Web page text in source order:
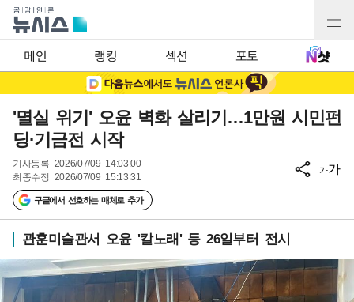
메인 랭킹 섹션 포토
'멸실 위기' 오윤 벽화 살리기…1만원 시민펀
딩·기금전 시작
기사등록 2026/07/09 14:03:00
최종수정 2026/07/09 15:13:31
구글에서 선호하는 매체로 추가
가가
관훈미술관서 오윤 '칼노래' 등 26일부터 전시